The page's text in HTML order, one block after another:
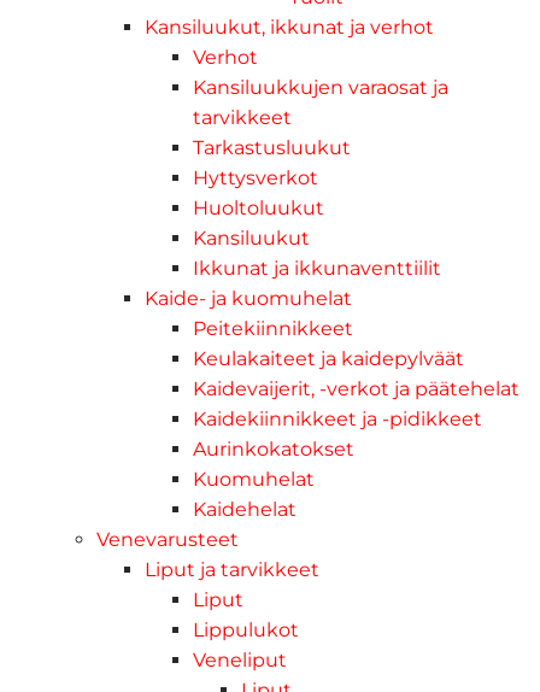
Kansiluukut, ikkunat ja verhot
Verhot
Kansiluukkujen varaosat ja
tarvikkeet
Tarkastusluukut
Hyttysverkot
Huoltoluukut
Kansiluukut
Ikkunat ja ikkunaventtiilit
Kaide- ja kuomuhelat
Peitekiinnikkeet
Keulakaiteet ja kaidepylväät
Kaidevaijerit, -verkot ja päätehelat
Kaidekiinnikkeet ja -pidikkeet
Aurinkokatokset
Kuomuhelat
Kaidehelat
Venevarusteet
Liput ja tarvikkeet
Liput
Lippulukot
Veneliput